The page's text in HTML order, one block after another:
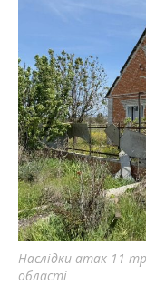
Наслідки атак 11
області